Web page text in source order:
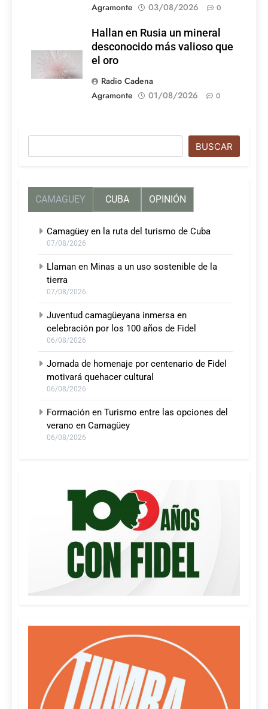
Agramonte
03/08/2026 0
Hallan en Rusia un mineral
desconocido más valioso que
el oro
Radio Cadena
Agramonte
01/08/2026 0
BUSCAR
CAMAGUEY CUBA OPINIÓN
Camagüey en la ruta del turismo de Cuba
07/08/2026
Llaman en Minas a un uso sostenible de la
tierra
07/08/2026
Juventud camagüeyana inmersa en
celebración por los 100 años de Fidel
06/08/2026
Jornada de homenaje por centenario de Fidel
motivará quehacer cultural
06/08/2026
Formación en Turismo entre las opciones del
verano en Camagüey
06/08/2026